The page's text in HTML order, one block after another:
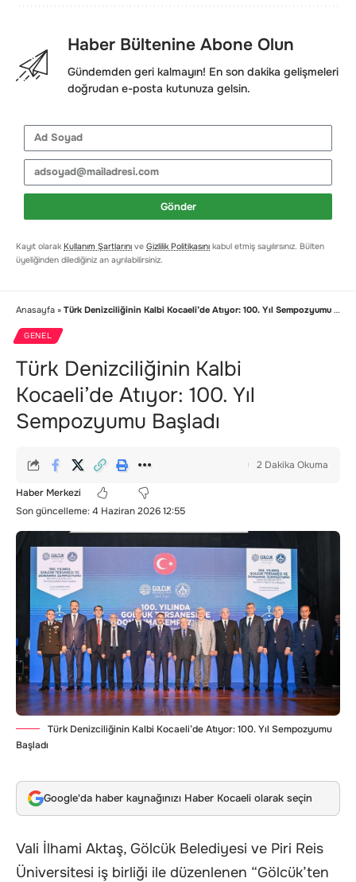
Haber Bültenine Abone Olun
Gündemden geri kalmayın! En son dakika gelişmeleri
doğrudan e-posta kutunuza gelsin.
Gönder
Kayıt olarak Kullanım Şartlarını ve Gizlilik Politikasını kabul etmiş sayılırsınız. Bülten
üyeliğinden dilediğiniz an ayrılabilirsiniz.
Anasayfa » Türk Denizciliğinin Kalbi Kocaeli’de Atıyor: 100. Yıl Sempozyumu Başladı
GENEL
Türk Denizciliğinin Kalbi
Kocaeli’de Atıyor: 100. Yıl
Sempozyumu Başladı
Son güncelleme: 4 Haziran 2026 12:55
Haber Merkezi
2 Dakika Okuma
Türk Denizciliğinin Kalbi Kocaeli’de Atıyor: 100. Yıl Sempozyumu
Başladı
Google'da haber kaynağınızı Haber Kocaeli olarak seçin
Vali İlhami Aktaş, Gölcük Belediyesi ve Piri Reis
Üniversitesi iş birliği ile düzenlenen “Gölcük’ten